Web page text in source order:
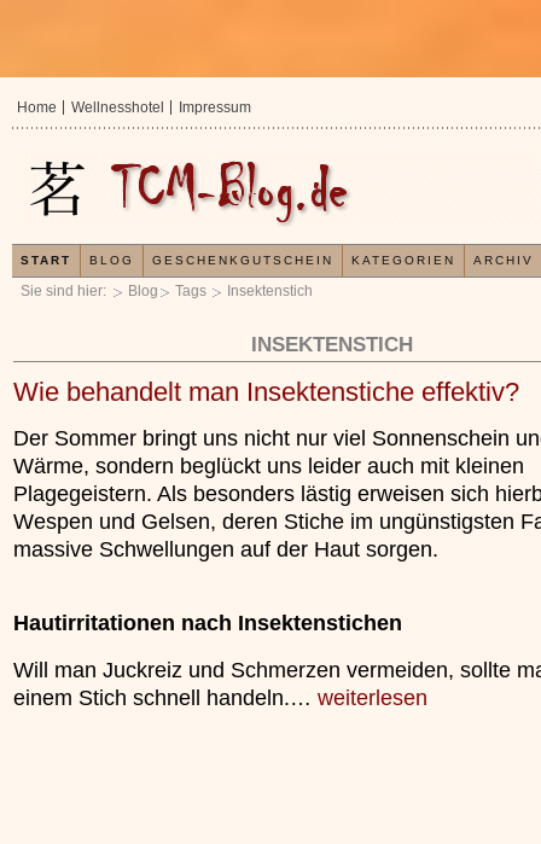
Sie sind hier: Blog Tags Insektenstich
INSEKTENSTICH
Wie behandelt man Insektenstiche effektiv?
Der Sommer bringt uns nicht nur viel Sonnenschein
Wärme, sondern beglückt uns leider auch mit kleinen
Plagegeistern. Als besonders lästig erweisen sich
Wespen und Gelsen, deren Stiche im ungünstigsten
massive Schwellungen auf der Haut sorgen.
Hautirritationen nach Insektenstichen
Will man Juckreiz und Schmerzen vermeiden, sollte
einem Stich schnell handeln.… weiterlesen
In der TCM sind
unterliegt.
Home Wellnesshotel Impressum
START BLOG GESCHENKGUTSCHEIN KATEGORIEN ARCHIV